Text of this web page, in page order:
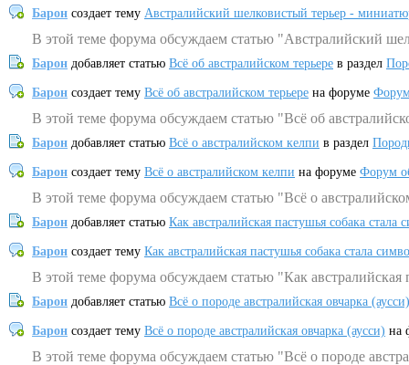
Барон создает тему Австралийский шелковистый терьер -
В этой теме форума обсуждаем статью "Австралийский
Барон добавляет статью Всё об австралийском терьере в раздел
Барон создает тему Всё об австралийском терьере на форуме
В этой теме форума обсуждаем статью "Всё об
Барон добавляет статью Всё о австралийском келпи в раздел
Барон создает тему Всё о австралийском келпи на форуме Форум
В этой теме форума обсуждаем статью "Всё о
Барон добавляет статью Как австралийская пастушья собака
Барон создает тему Как австралийская пастушья собака стала
В этой теме форума обсуждаем статью "Как
Барон добавляет статью Всё о породе австралийская овчарка (аусси)
Барон создает тему Всё о породе австралийская овчарка (аусси) на
В этой теме форума обсуждаем статью "Всё о породе